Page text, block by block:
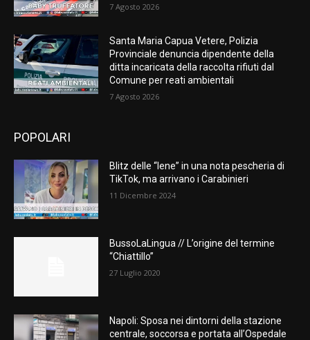
7 Agosto 2026
Santa Maria Capua Vetere, Polizia
Provinciale denuncia dipendente della
ditta incaricata della raccolta rifiuti dal
Comune per reati ambientali
7 Agosto 2026
POPOLARI
Blitz delle “Iene” in una nota pescheria di
TikTok, ma arrivano i Carabinieri
11 Dicembre 2024
BussoLaLingua // L’origine del termine
“Chiattillo”
27 Luglio 2020
Napoli: Sposa nei dintorni della stazione
centrale, soccorsa e portata all’Ospedale